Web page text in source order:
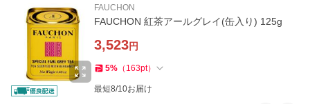
FAUCHON
FAUCHON 紅茶アールグレイ(缶入り) 125g
3,523円
5% （ 163pt）
最短8/10お届け